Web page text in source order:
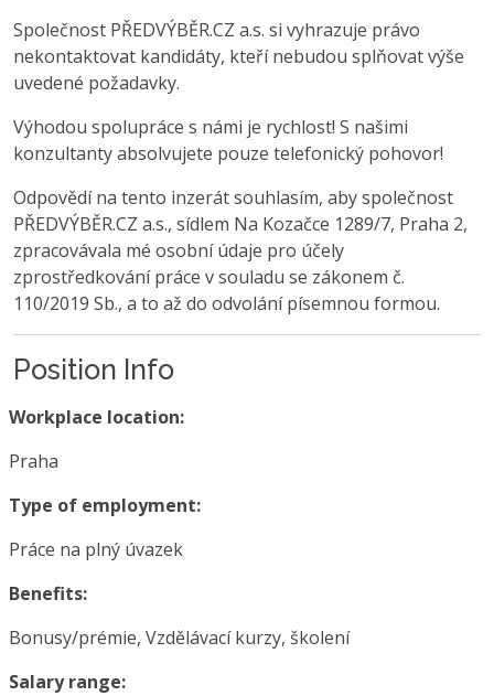
Společnost PŘEDVÝBĚR.CZ a.s. si vyhrazuje právo
nekontaktovat kandidáty, kteří nebudou splňovat výše
uvedené požadavky.
Výhodou spolupráce s námi je rychlost! S našimi
konzultanty absolvujete pouze telefonický pohovor!
Odpovědí na tento inzerát souhlasím, aby společnost
PŘEDVÝBĚR.CZ a.s., sídlem Na Kozačce 1289/7, Praha 2,
zpracovávala mé osobní údaje pro účely
zprostředkování práce v souladu se zákonem č.
110/2019 Sb., a to až do odvolání písemnou formou.
Position Info
Workplace location:
Praha
Type of employment:
Práce na plný úvazek
Benefits:
Bonusy/prémie, Vzdělávací kurzy, školení
Salary range: